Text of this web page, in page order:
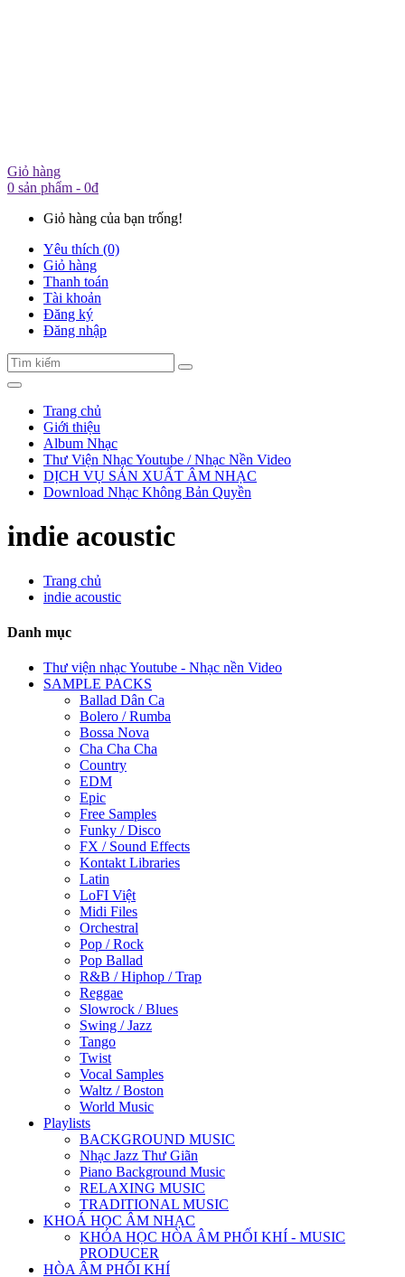
Giỏ hàng
0 sản phẩm - 0đ
Giỏ hàng của bạn trống!
Yêu thích (0)
Giỏ hàng
Thanh toán
Tài khoản
Đăng ký
Đăng nhập
Trang chủ
Giới thiệu
Album Nhạc
Thư Viện Nhạc Youtube / Nhạc Nền Video
DỊCH VỤ SẢN XUẤT ÂM NHẠC
Download Nhạc Không Bản Quyền
indie acoustic
Trang chủ
indie acoustic
Danh mục
Thư viện nhạc Youtube - Nhạc nền Video
SAMPLE PACKS
Ballad Dân Ca
Bolero / Rumba
Bossa Nova
Cha Cha Cha
Country
EDM
Epic
Free Samples
Funky / Disco
FX / Sound Effects
Kontakt Libraries
Latin
LoFI Việt
Midi Files
Orchestral
Pop / Rock
Pop Ballad
R&B / Hiphop / Trap
Reggae
Slowrock / Blues
Swing / Jazz
Tango
Twist
Vocal Samples
Waltz / Boston
World Music
Playlists
BACKGROUND MUSIC
Nhạc Jazz Thư Giãn
Piano Background Music
RELAXING MUSIC
TRADITIONAL MUSIC
KHOÁ HỌC ÂM NHẠC
KHÓA HỌC HÒA ÂM PHỐI KHÍ - MUSIC
PRODUCER
HÒA ÂM PHỐI KHÍ